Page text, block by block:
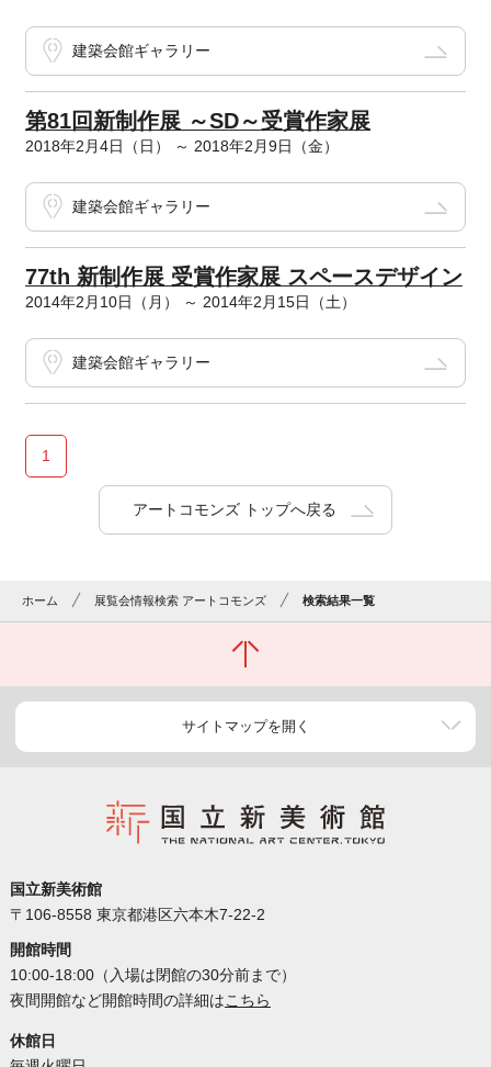
建築会館ギャラリー
第81回新制作展 ～SD～受賞作家展
2018年2月4日（日） ～ 2018年2月9日（金）
建築会館ギャラリー
77th 新制作展 受賞作家展 スペースデザイン
2014年2月10日（月） ～ 2014年2月15日（土）
建築会館ギャラリー
1
アートコモンズ トップへ戻る
ホーム 展覧会情報検索 アートコモンズ 検索結果一覧
サイトマップを開く
国立新美術館
〒106-8558 東京都港区六本木7-22-2
開館時間
10:00-18:00（入場は閉館の30分前まで）
夜間開館など開館時間の詳細はこちら
休館日